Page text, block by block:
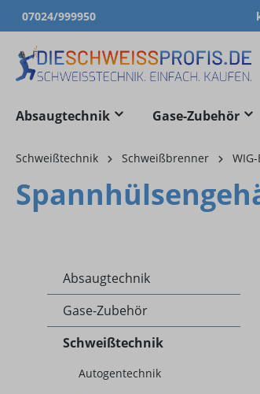
Zur Hauptnavigation springen
07024/999950
Absaugtechnik Gase-Zubehör
Schweißtechnik Schweißbrenner
Absaugtechnik
Gase-Zubehör
Schweißtechnik
Autogentechnik